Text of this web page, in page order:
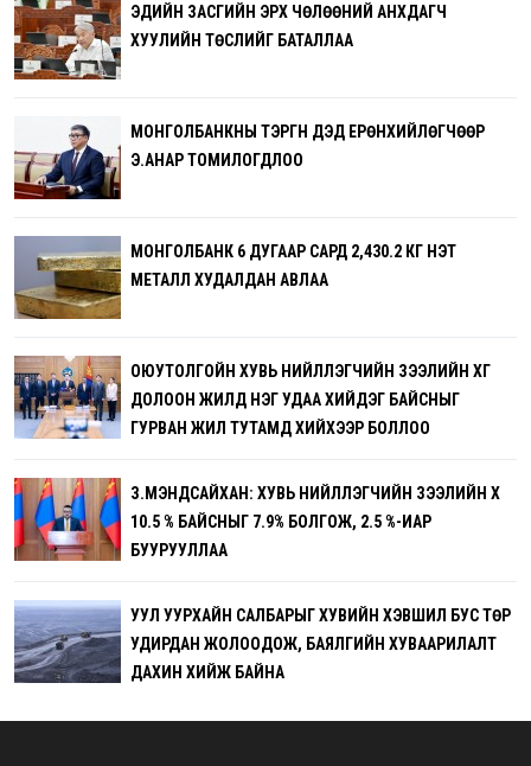
ЭДИЙН ЗАСГИЙН ЭРХ ЧӨЛӨӨНИЙ АНХДАГЧ
ХУУЛИЙН ТӨСЛИЙГ БАТАЛЛАА
МОНГОЛБАНКНЫ ТЭРГҮҮН ДЭД ЕРӨНХИЙЛӨГЧӨӨР
Э.АНАР ТОМИЛОГДЛОО
МОНГОЛБАНК 6 ДУГААР САРД 2,430.2 КГ ҮНЭТ
МЕТАЛЛ ХУДАЛДАН АВЛАА
ОЮУТОЛГОЙН ХУВЬ НИЙЛҮҮЛЭГЧИЙН ЗЭЭЛИЙН ХҮҮГ
ДОЛООН ЖИЛД НЭГ УДАА ХИЙДЭГ БАЙСНЫГ
ГУРВАН ЖИЛ ТУТАМД ХИЙХЭЭР БОЛЛОО
З.МЭНДСАЙХАН: ХУВЬ НИЙЛҮҮЛЭГЧИЙН ЗЭЭЛИЙН ХҮҮ
10.5 % БАЙСНЫГ 7.9% БОЛГОЖ, 2.5 %-ИАР
БУУРУУЛЛАА
УУЛ УУРХАЙН САЛБАРЫГ ХУВИЙН ХЭВШИЛ БУС ТӨР
УДИРДАН ЖОЛООДОЖ, БАЯЛГИЙН ХУВААРИЛАЛТ
ДАХИН ХИЙЖ БАЙНА